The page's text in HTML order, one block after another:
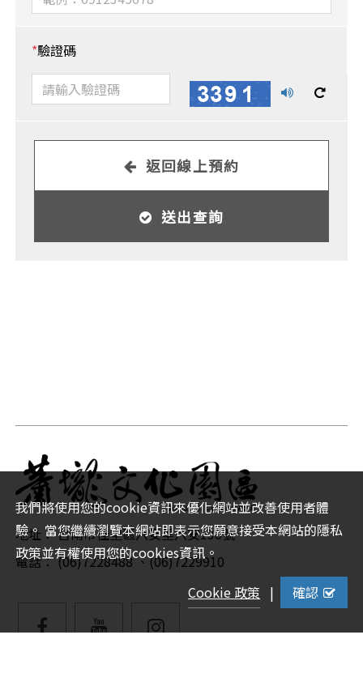
*驗證碼
播
語
換
張
返回線上預約
送出查詢
地址： 台南市佳里區六安里六安130號
電話： (06)7228488 、(06)7229910
facebookYouTubeInstagram
我們將使用您的cookie資訊來優化網站並改善使用者體
驗。 當您繼續瀏覽本網站即表示您願意接受本網站的隱私
政策並有權使用您的cookies資訊。
Cookie 政策 | 確認